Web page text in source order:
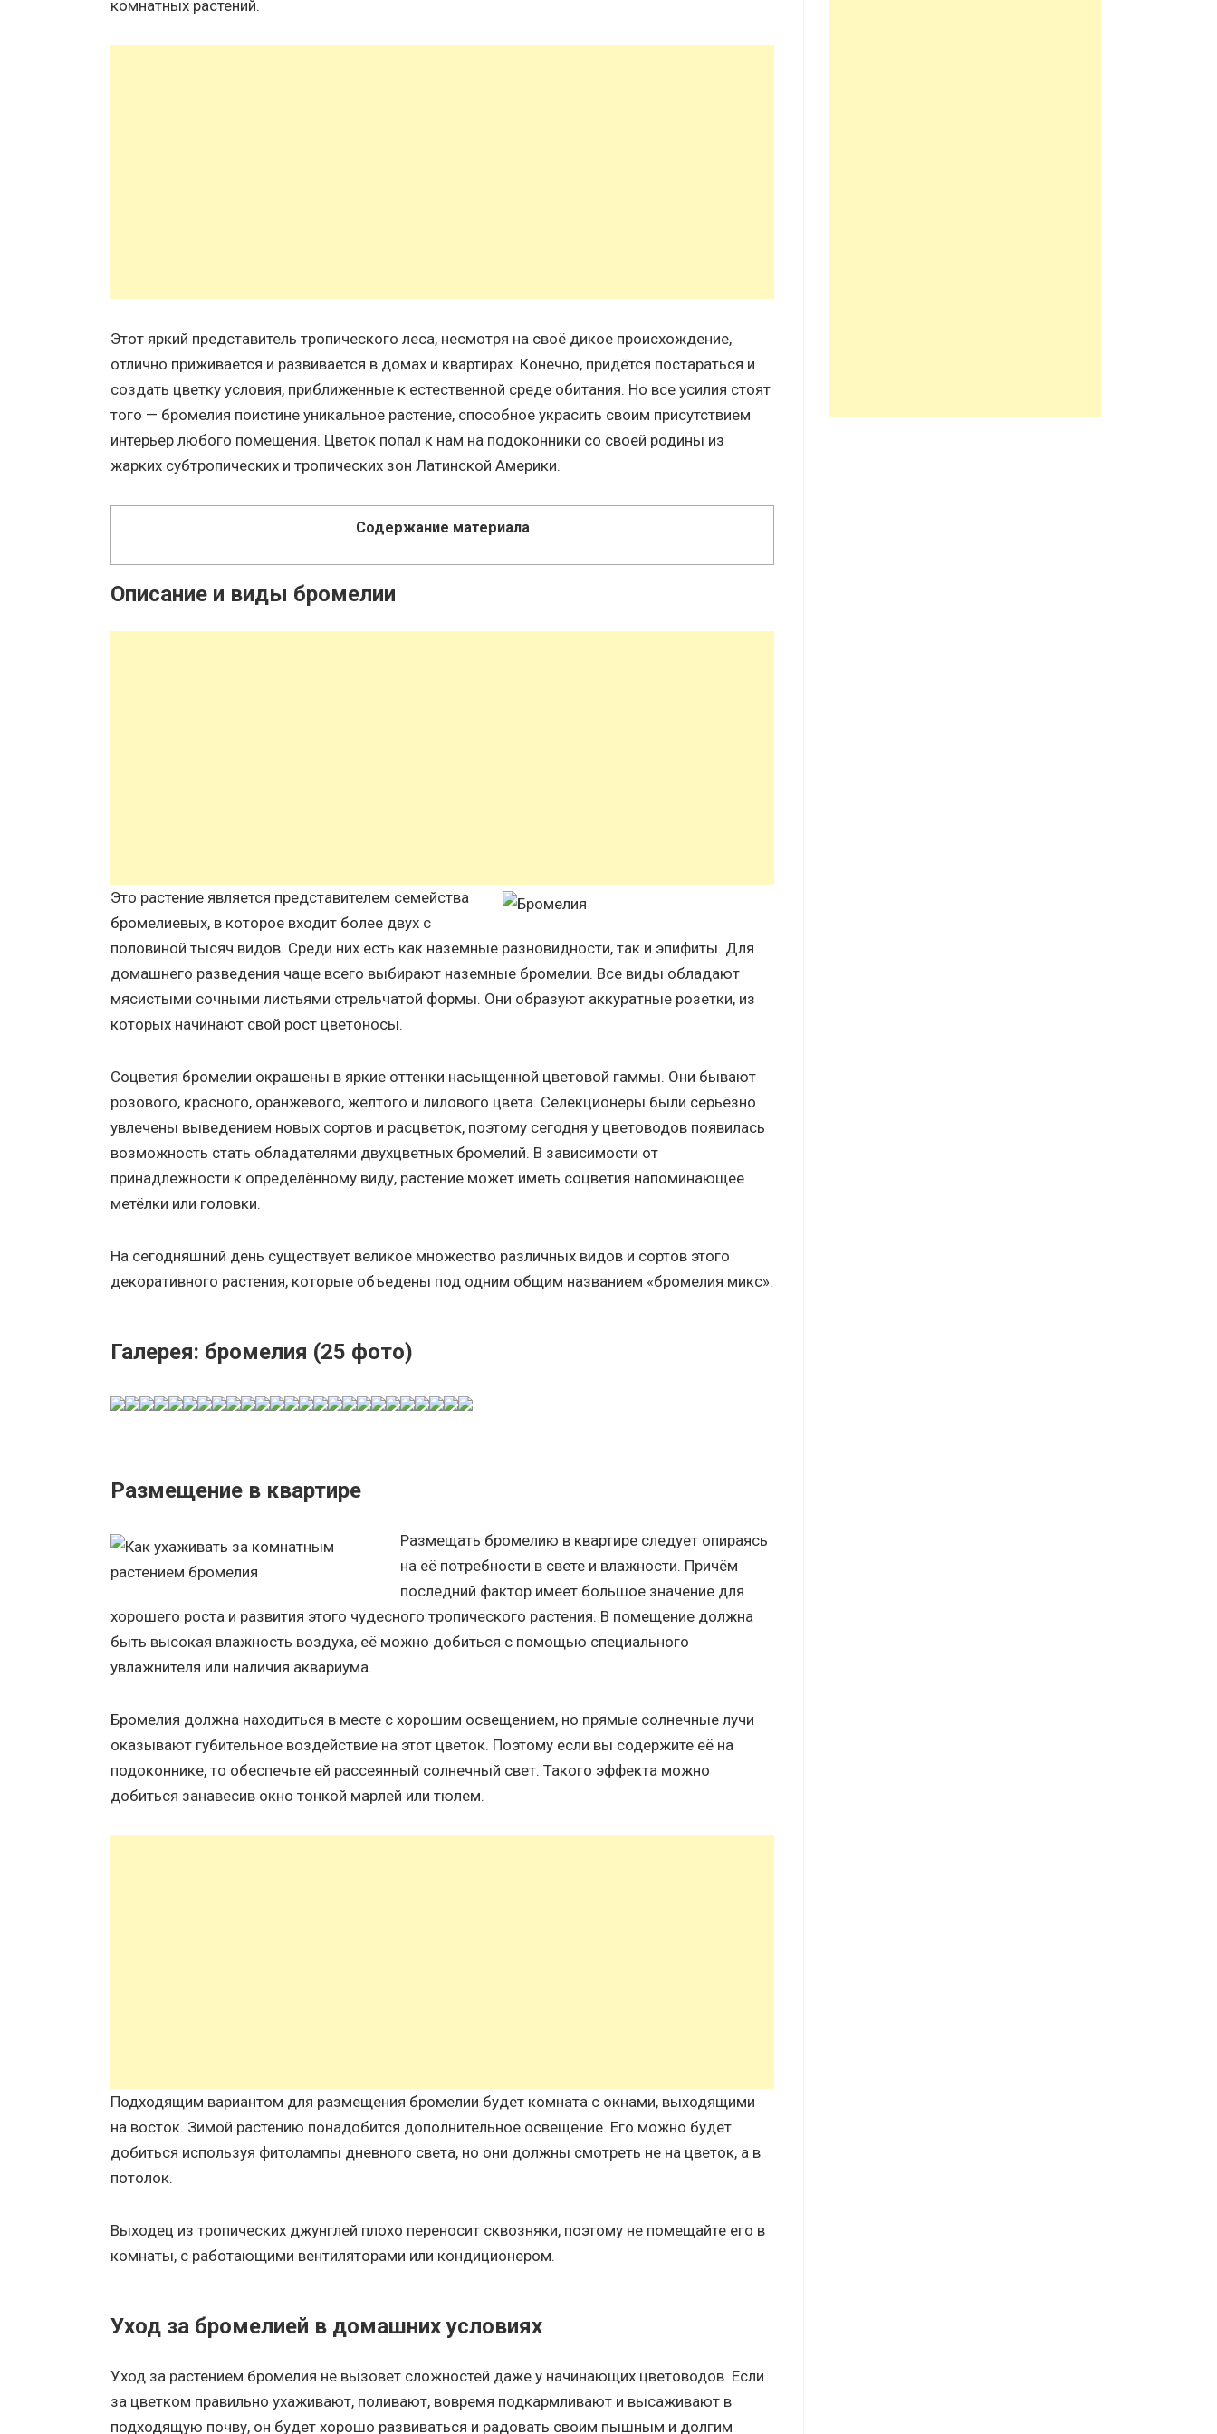
комнатных растений.
Этот яркий представитель тропического леса, несмотря на своё дикое происхождение,
отлично приживается и развивается в домах и квартирах. Конечно, придётся постараться и
создать цветку условия, приближенные к естественной среде обитания. Но все усилия стоят
того — бромелия поистине уникальное растение, способное украсить своим присутствием
интерьер любого помещения. Цветок попал к нам на подоконники со своей родины из
жарких субтропических и тропических зон Латинской Америки.
Содержание материала
Описание и виды бромелии
Это растение является представителем семейства
бромелиевых, в которое входит более двух с
половиной тысяч видов. Среди них есть как наземные разновидности, так и эпифиты. Для
домашнего разведения чаще всего выбирают наземные бромелии. Все виды обладают
мясистыми сочными листьями стрельчатой формы. Они образуют аккуратные розетки, из
которых начинают свой рост цветоносы.
Соцветия бромелии окрашены в яркие оттенки насыщенной цветовой гаммы. Они бывают
розового, красного, оранжевого, жёлтого и лилового цвета. Селекционеры были серьёзно
увлечены выведением новых сортов и расцветок, поэтому сегодня у цветоводов появилась
возможность стать обладателями двухцветных бромелий. В зависимости от
принадлежности к определённому виду, растение может иметь соцветия напоминающее
метёлки или головки.
На сегодняшний день существует великое множество различных видов и сортов этого
декоративного растения, которые объедены под одним общим названием «бромелия микс».
Галерея: бромелия (25 фото)
Размещение в квартире
Размещать бромелию в квартире следует опираясь
на её потребности в свете и влажности. Причём
последний фактор имеет большое значение для
хорошего роста и развития этого чудесного тропического растения. В помещение должна
быть высокая влажность воздуха, её можно добиться с помощью специального
увлажнителя или наличия аквариума.
Бромелия должна находиться в месте с хорошим освещением, но прямые солнечные лучи
оказывают губительное воздействие на этот цветок. Поэтому если вы содержите её на
подоконнике, то обеспечьте ей рассеянный солнечный свет. Такого эффекта можно
добиться занавесив окно тонкой марлей или тюлем.
Подходящим вариантом для размещения бромелии будет комната с окнами, выходящими
на восток. Зимой растению понадобится дополнительное освещение. Его можно будет
добиться используя фитолампы дневного света, но они должны смотреть не на цветок, а в
потолок.
Выходец из тропических джунглей плохо переносит сквозняки, поэтому не помещайте его в
комнаты, с работающими вентиляторами или кондиционером.
Уход за бромелией в домашних условиях
Уход за растением бромелия не вызовет сложностей даже у начинающих цветоводов. Если
за цветком правильно ухаживают, поливают, вовремя подкармливают и высаживают в
подходящую почву, он будет хорошо развиваться и радовать своим пышным и долгим